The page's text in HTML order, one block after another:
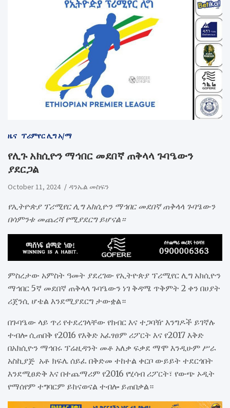
ዜና ፕሪምየር ሊግ አ/ማ
የሊጉ አክሲዮን ማኅበር መደበኛ ጠቅላላ ጉባዔውን
ያደርጋል
October 11, 2024 ዳንኤል መስፍን
የኢትዮጵያ ፕሪሚየር ሊግ አክሲዮን ማኅበር መደበኛ ጠቅላላ ጉባዔውን
በሳምንቱ መጨረሻ የሚያደርግ ይሆናል።
ምስረታው አምስት ዓመት ያደረገው የኢትዮጵያ ፕሪሚየር ሊግ አክሲዮን
ማኅበር 5ኛ መደበኛ ጠቅላላ ጉባዔውን ነገ ቅዳሜ ጥቅምት 2 ቀን በሀያት
ሪጀንሲ ሆቴል እንደሚያደርግ ታውቋል።
በጉባዔው ላይ ጥሪ የተደረገላቸው የክብር እና ተጋባዥ እንግዶች ይገኛሉ
ተብሎ ሲጠበቅ የ2016 የእቅድ አፈፃፀም ሪፖርት እና የ2017 እቅድ
በአክሲዮን ማኅበሩ ፕሬዚዳንት መቶ አለቃ ፍቃደ ማሞ እንዲሁም ሥራ
አስኪያጅ አቶ ክፍሌ ሰይፈ በቅድመ ተከተል ቀርቦ ውይይት ተደርጎበት
እንደሚፀድቅ እና በተጨማሪም የ2016 የሂሳብ ሪፖርት፣ የውጭ ኦዲት
የማሰየም ተግባርም ይከናወናል ተብሎ ይጠበቃል።